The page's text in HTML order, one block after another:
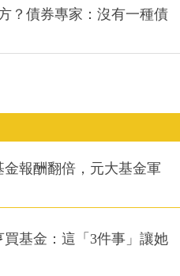
？債券專家：沒有一種債
報酬翻倍，元大基金軍
基金：這「3件事」讓她